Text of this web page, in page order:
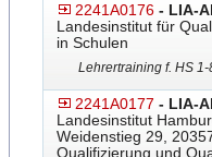
2241A0176 - LIA-
Landesinstitut für
in Schulen
Lehrertraining f. HS
2241A0177 - LIA-
Landesinstitut
Weidenstieg 29,
Qualifizierung und